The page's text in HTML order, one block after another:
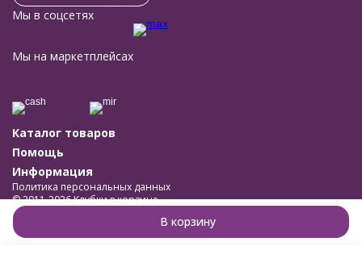
В корзину
Мы в соцсетях
Мы на маркетплейсах
Каталог товаров
Помощь
Информация
Политика персональных данных
© 2011-2026 Клубки в корзине
Разработано в